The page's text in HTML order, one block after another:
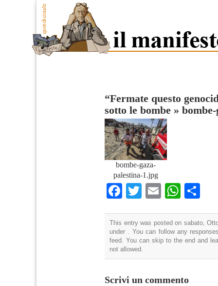
“Fermate questo
sotto le bombe »
bombe-gaza-
palestina-1.jpg
Facebook
TwitterEmail
This entry was posted on sabato,
under . You can follow any
feed. You can skip to the end and
not allowed.
Scrivi un commento